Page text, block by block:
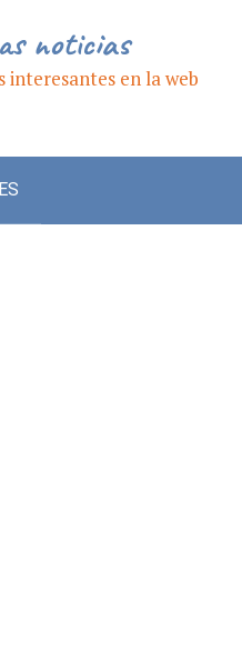
noticias
interesantes en la web